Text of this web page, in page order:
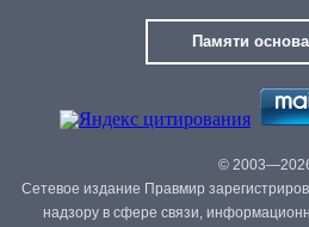
Памяти
©
Сетевое издание Правмир
надзору в сфере связи,